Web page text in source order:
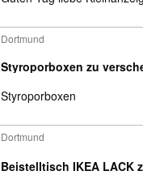
Dortmund
Styroporboxen zu
Styroporboxen
Dortmund
Beistelltisch IKEA LACK